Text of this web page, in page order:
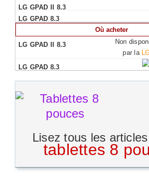
Où acheter
Non
par la
Lisez tous les
tablettes 8